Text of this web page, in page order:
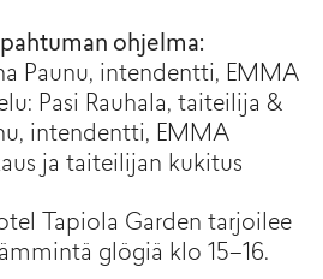
ohjelma:
Paunu, intendentti, EMMA
Pasi Rauhala, taiteilija &
intendentti, EMMA
ja taiteilijan kukitus
Tapiola Garden tarjoilee
glögiä klo 15–16.